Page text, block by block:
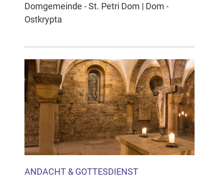
Domgemeinde - St. Petri Dom | Dom -
Ostkrypta
ANDACHT & GOTTESDIENST